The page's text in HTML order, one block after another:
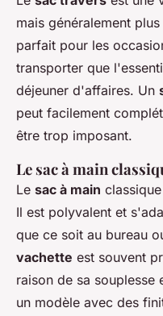
mais généralement
parfait pour les
transporter que
déjeuner d'affaires. Un
peut facilement
être trop imposant.
Le sac à main
Le sac à main
Il est polyvalent et
que ce soit au bureau
vachette est souvent
raison de sa souplesse
un modèle avec des